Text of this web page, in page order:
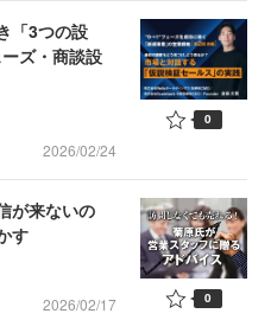
「3つの設
ズ・商談設
2026/02/24
0
が来ないの
す
2026/02/17 0